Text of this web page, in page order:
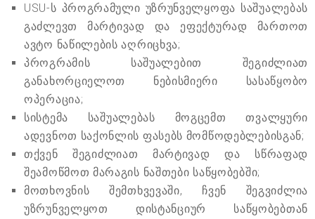
USU-ს პროგრამული უზრუნველყოფა საშუალებას
გაძლევთ მარტივად და ეფექტურად მართოთ
ავტო ნაწილების აღრიცხვა;
პროგრამის საშუალებით შეგიძლიათ
განახორციელოთ ნებისმიერი სასაწყობო
ოპერაცია;
სისტემა საშუალებას მოგცემთ თვალყური
ადევნოთ საქონლის ფასებს მომწოდებლებისგან;
თქვენ შეგიძლიათ მარტივად და სწრაფად
შეამოწმოთ მარაგის ნაშთები საწყობებში;
მოთხოვნის შემთხვევაში, ჩვენ შეგვიძლია
უზრუნველყოთ დისტანციურ საწყობებთან